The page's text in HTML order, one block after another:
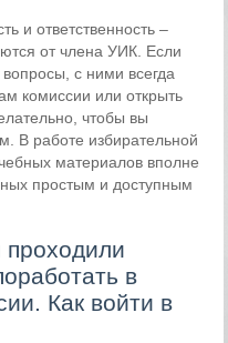
и ответственность –
от члена УИК. Если
с ними всегда
комиссии или открыть
чтобы вы
В работе избирательной
материалов вполне
простым и доступным
в
Как войти в